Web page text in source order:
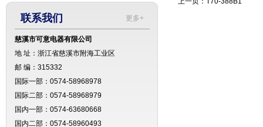
更多+
联系我们
慈溪市可意电器有限公司
地 址：浙江省慈溪市附海工业区
邮 编：315332
国际一部：0574-58968978
国际二部：0574-58968979
国内一部：0574-63680668
国内二部：0574-58960493